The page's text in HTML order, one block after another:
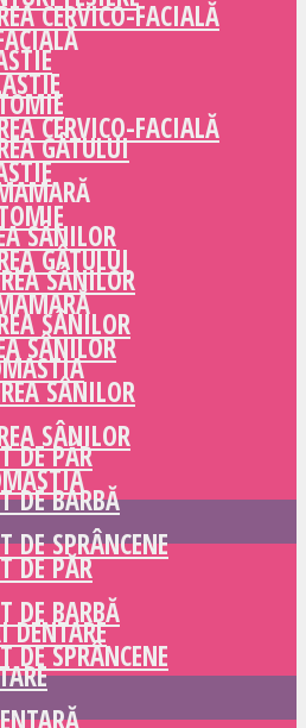
CERVICO-FACIALĂ
GÂTULUI
SÂNILOR
SÂNILOR
SÂNILOR
DE PĂR
DE BARBĂ
DE SPRÂNCENE
DENTARE
CERVICO-FACIALĂ
GÂTULUI
SÂNILOR
SÂNILOR
SÂNILOR
DE PĂR
DE BARBĂ
DE SPRÂNCENE